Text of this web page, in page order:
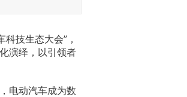
技生态大会”，
演绎，以引领者
电动汽车成为数